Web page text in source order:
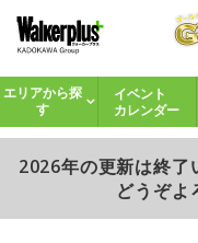
エリアから探
す
イベント
カレンダー
2026年の更新は終了
どうぞよ